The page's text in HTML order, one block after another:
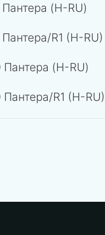
Пантера (H-RU)
R1 (H-RU)
Пантера (H-RU)
Пантера/R1 (H-RU)